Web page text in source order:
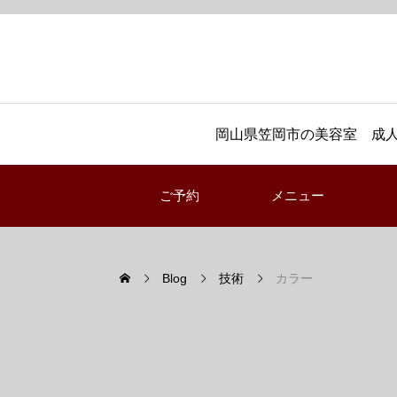
岡山県笠岡市の美容室 成
ご予約 メニュー
Blog 技術 カラー